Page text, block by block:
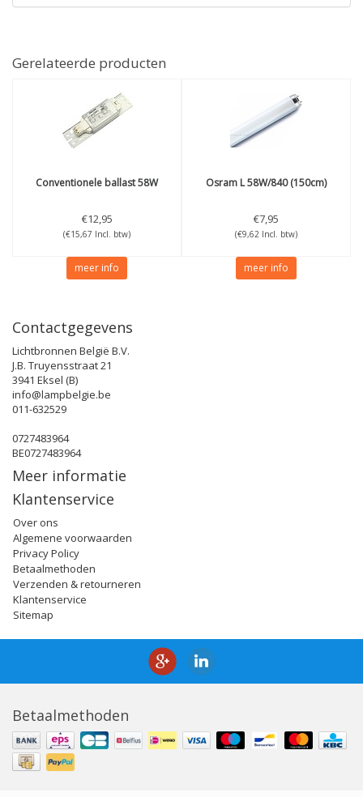
Gerelateerde producten
Conventionele ballast 58W
€12,95
(€15,67 Incl. btw)
meer info
Osram L 58W/840 (150cm)
€7,95
(€9,62 Incl. btw)
meer info
Contactgegevens
Lichtbronnen België B.V.
J.B. Truyensstraat 21
3941 Eksel (B)
info@lampbelgie.be
011-632529
0727483964
BE0727483964
Meer informatie
Klantenservice
Over ons
Algemene voorwaarden
Privacy Policy
Betaalmethoden
Verzenden & retourneren
Klantenservice
Sitemap
Betaalmethoden